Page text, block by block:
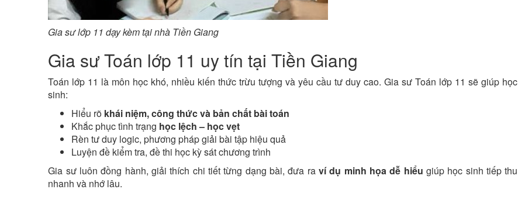
Gia sư lớp 11 dạy kèm tại nhà Tiền Giang
Gia sư Toán lớp 11 uy tín tại Tiền Giang
Toán lớp 11 là môn học khó, nhiều kiến thức trừu tượng và yêu cầu tư duy cao. Gia sư Toán lớp 11 sẽ giúp học
sinh:
Hiểu rõ khái niệm, công thức và bản chất bài toán
Khắc phục tình trạng học lệch – học vẹt
Rèn tư duy logic, phương pháp giải bài tập hiệu quả
Luyện đề kiểm tra, đề thi học kỳ sát chương trình
Gia sư luôn đồng hành, giải thích chi tiết từng dạng bài, đưa raví dụ minh họa dễ hiểu giúp học sinh tiếp thu
nhanh và nhớ lâu.